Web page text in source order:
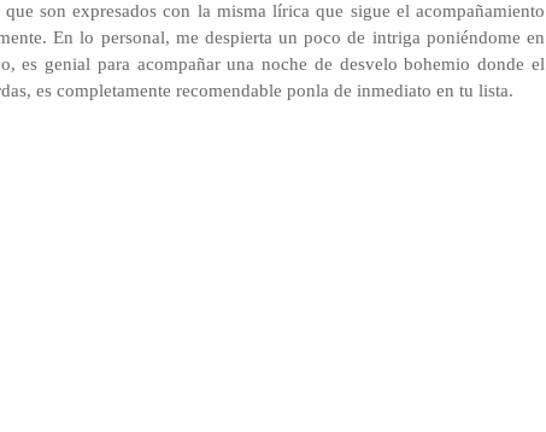
son expresados con la misma lírica que sigue el acompañamiento
En lo personal, me despierta un poco de intriga poniéndome en
es genial para acompañar una noche de desvelo bohemio donde el
es completamente recomendable ponla de inmediato en tu lista.